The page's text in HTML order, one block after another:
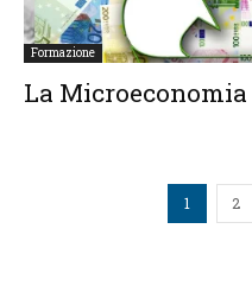
Formazione
La Microeconomia
1 2